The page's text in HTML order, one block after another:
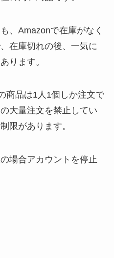
、Amazonで在庫がなく
在庫切れの後、一気に
ります。
商品は1人1個しか注文で
大量注文を禁止してい
限があります。
場合アカウントを停止